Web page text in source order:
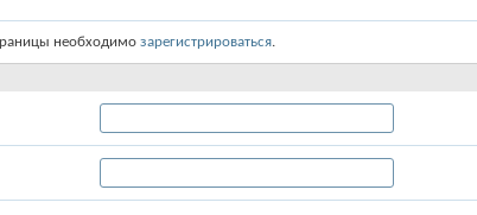
необходимо зарегистрироваться.